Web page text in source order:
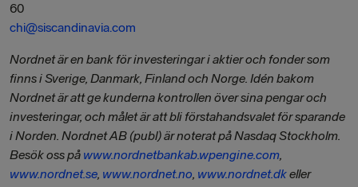
60
chi@siscandinavia.com
Nordnet är en bank för investeringar i aktier och fonder som
finns i Sverige, Danmark, Finland och Norge. Idén bakom
Nordnet är att ge kunderna kontrollen över sina pengar och
investeringar, och målet är att bli förstahandsvalet för sparande
i Norden. Nordnet AB (publ) är noterat på Nasdaq Stockholm.
Besök oss på www.nordnetbankab.wpengine.com,
www.nordnet.se, www.nordnet.no, www.nordnet.dkeller